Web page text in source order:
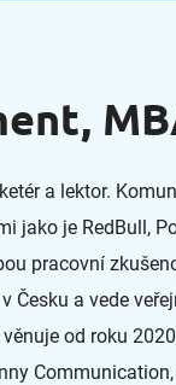
a lektor.
jako je RedBull,
pracovní
Česku a vede
od roku